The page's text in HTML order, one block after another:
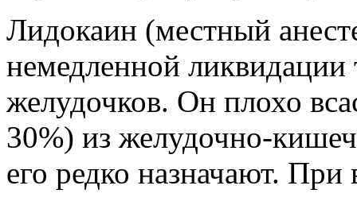
Лидокаин (местный
немедленной
желудочков. Он плохо
30%) из желудочно-
его редко назначают.